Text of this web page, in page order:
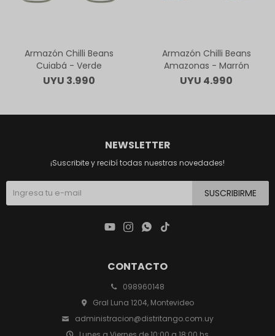
Armazón Chilli Beans
Cuiabá - Verde
UYU 3.990
Armazón Chilli Beans
Amazonas - Marrón
UYU 4.990
CONTACTO
098960148
Gral Luna 1204, Montevideo
administracion@distritango.com.uy
NEWSLETTER
¡Suscribite y recibí todas nuestras novedades!
SUSCRIBIRME
   